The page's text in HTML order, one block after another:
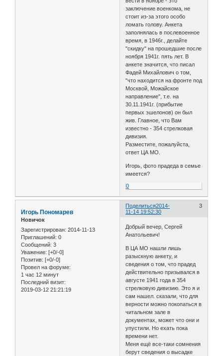
заключение военкома, не
стоит из-за этого особо
ломать голову. Анкета
заполнялась в послевоенное
время, в 1946г., делайте
"скидку" на прошедшие после
ноября 1941г. пять лет. В
анкете значится, что писал
Фадей Михайлович о том,
"что находится на фронте под
Москвой, Можайское
направление", т.е. на
30.11.1941г. (прибытие
первых эшелонов) он был
жив. Главное, что Вам
известно - 354 стрелковая
дивизия.
Разместите, пожалуйста,
ответ ЦА МО.
Игорь, фото прадеда в семье
имеется?
0
Поделиться 3
2014-
11-14 19:52:30
Игорь Пономарев
Новичок
Зарегистрирован: 2014-11-13
Приглашений: 0
Сообщений: 3
Уважение: [+0/-0]
Позитив: [+0/-0]
Провел на форуме:
1 час 12 минут
Последний визит:
2019-03-12 21:21:19
Добрый вечер, Сергей
Анатольевич!
В ЦА МО нашли лишь
разыскную анкету, и
сведения о том, что прадед
действительно призывался в
августе 1941 года в 354
стрелковую дивизию. Это я и
сам нашел. сказали, что для
верности можно покопаться в
читальном зале в
документах, может что они и
упустили. Но ехать пока
времени нет.
Меня ещё все-таки сомнения
берут сведения о высадке